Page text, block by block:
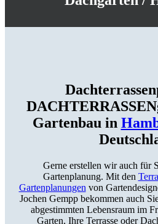
Garten­bau in
Gerne erstellen wir auch für
Gartenplanung. Mit den
Gartenplanungen von
Jochen Gempp bekommen auch
abgestimmten Lebensraum im
Garten, Ihre Terrasse oder